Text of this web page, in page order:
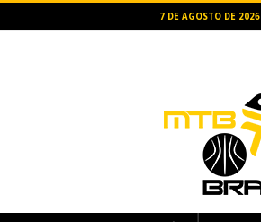
7 DE AGOSTO DE 2026